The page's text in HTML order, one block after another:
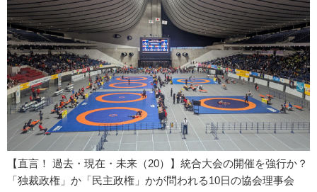
【直言！ 過去・現在・未来（20）】統合大会の開催を強行か？
「独裁政権」か「民主政権」かが問われる10日の協会理事会